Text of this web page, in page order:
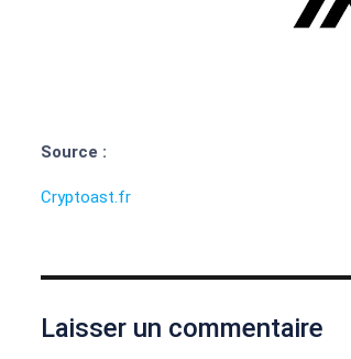
Source :
Cryptoast.fr
Laisser un commentaire